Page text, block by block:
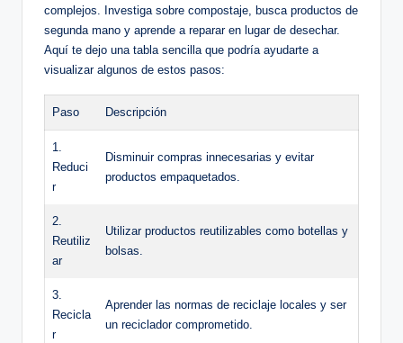
complejos. Investiga sobre compostaje, busca productos de
segunda mano y aprende a reparar en lugar de desechar.
Aquí te dejo una tabla sencilla que podría ayudarte a
visualizar algunos de estos pasos:
Paso Descripción
1.
Reduci
r
Disminuir compras innecesarias y evitar
productos empaquetados.
2.
Reutiliz
ar
Utilizar productos reutilizables como botellas y
bolsas.
3.
Recicla
r
Aprender las normas de reciclaje locales y ser
un reciclador comprometido.